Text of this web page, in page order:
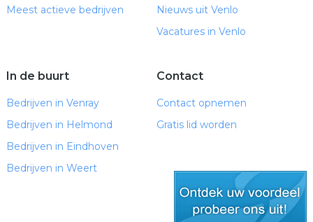
Meest actieve bedrijven
Nieuws uit Venlo
Vacatures in Venlo
In de buurt
Bedrijven in Venray
Bedrijven in Helmond
Bedrijven in Eindhoven
Bedrijven in Weert
Contact
Contact opnemen
Gratis lid worden